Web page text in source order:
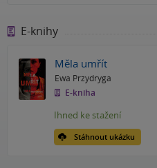
E-knihy
Měla umřít
Ewa Przydryga
E-kniha
Stáhnout ukázku
Ihned ke stažení